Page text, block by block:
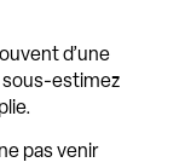
d’une
sous-estimez
pas venir